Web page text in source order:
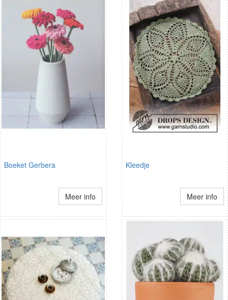
Boeket Gerbera
Meer info
Kleedje
Meer info